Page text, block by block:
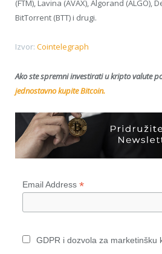
(FTM), Lavina (AVAX), Algorand (ALGO),
BitTorrent (BTT) i drugi.
Izvor: Cointelegraph
Ako ste spremni investirati u kripto valute
jednostavno kupite Bitcoin.
Email Address *
GDPR i dozvola za marketinšku